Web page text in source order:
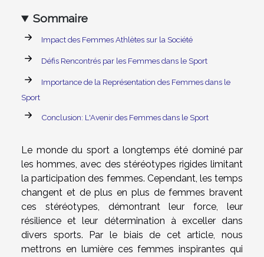
Sommaire
Impact des Femmes Athlètes sur la Société
Défis Rencontrés par les Femmes dans le Sport
Importance de la Représentation des Femmes dans le
Sport
Conclusion: L'Avenir des Femmes dans le Sport
Le monde du sport a longtemps été dominé par
les hommes, avec des stéréotypes rigides limitant
la participation des femmes. Cependant, les temps
changent et de plus en plus de femmes bravent
ces stéréotypes, démontrant leur force, leur
résilience et leur détermination à exceller dans
divers sports. Par le biais de cet article, nous
mettrons en lumière ces femmes inspirantes qui